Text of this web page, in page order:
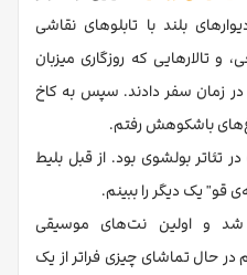
بلند با تابلوهای نقاشی
و تالارهایی که روزگاری میزبان
در زمان سفر دادند. سپس به کاخ
باشکوهش رفتم.
بولشوی بود. از قبل بلیط
قو" یک دیگر را ببینم.
و اولین نت‌های موسیقی
حال تماشای چیزی فراتر از یک